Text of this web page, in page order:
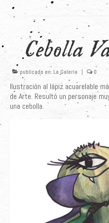
Cebolla
publicado en: La Galería 0
Ilustración al lápiz acuarelable
de Arte. Resultó un personaje
una cebolla.